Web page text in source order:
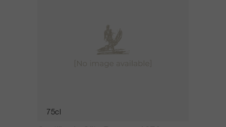
75cl